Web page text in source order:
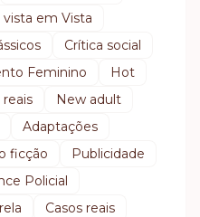
em Vista
Crítica social
Feminino
Hot
New adult
Adaptações
ficção
Publicidade
Policial
Casos reais